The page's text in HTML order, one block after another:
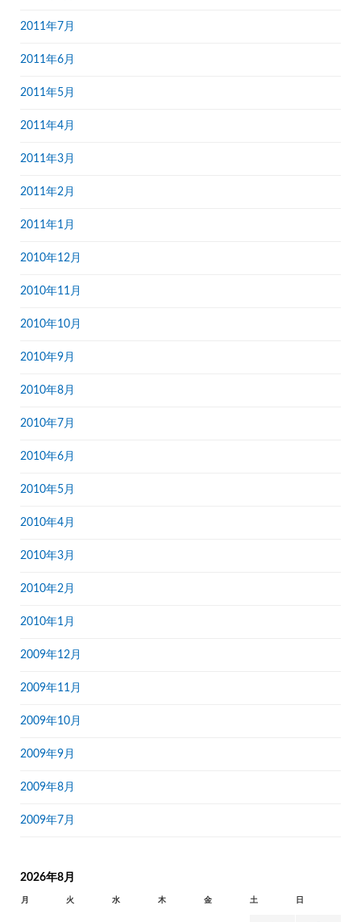
2011年7月
2011年6月
2011年5月
2011年4月
2011年3月
2011年2月
2011年1月
2010年12月
2010年11月
2010年10月
2010年9月
2010年8月
2010年7月
2010年6月
2010年5月
2010年4月
2010年3月
2010年2月
2010年1月
2009年12月
2009年11月
2009年10月
2009年9月
2009年8月
2009年7月
2026年8月
月 火 水 木 金 土 日